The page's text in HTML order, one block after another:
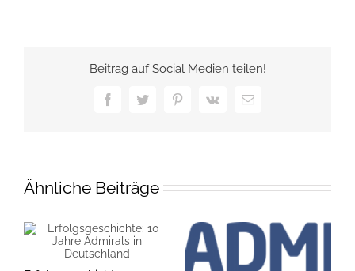
Beitrag auf Social Medien teilen!
FacebookTwitterPinterest
Vk
E-
Ähnliche Beiträge